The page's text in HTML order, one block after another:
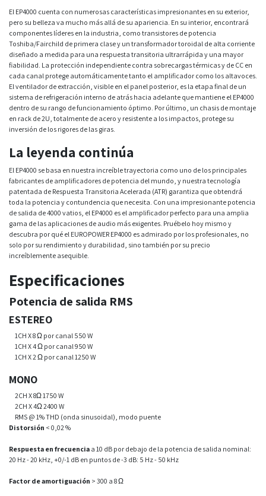
El EP4000 cuenta con numerosas características impresionantes en su exterior,
pero su belleza va mucho más allá de su apariencia. En su interior, encontrará
componentes líderes en la industria, como transistores de potencia
Toshiba/Fairchild de primera clase y un transformador toroidal de alta corriente
diseñado a medida para una respuesta transitoria ultrarrápida y una mayor
fiabilidad. La protección independiente contra sobrecargas térmicas y de CC en
cada canal protege automáticamente tanto el amplificador como los altavoces.
El ventilador de extracción, visible en el panel posterior, es la etapa final de un
sistema de refrigeración interno de atrás hacia adelante que mantiene el EP4000
dentro de su rango de funcionamiento óptimo. Por último, un chasis de montaje
en rack de 2U, totalmente de acero y resistente a los impactos, protege su
inversión de los rigores de las giras.
La leyenda continúa
El EP4000 se basa en nuestra increíble trayectoria como uno de los principales
fabricantes de amplificadores de potencia del mundo, y nuestra tecnología
patentada de Respuesta Transitoria Acelerada (ATR) garantiza que obtendrá
toda la potencia y contundencia que necesita. Con una impresionante potencia
de salida de 4000 vatios, el EP4000 es el amplificador perfecto para una amplia
gama de las aplicaciones de audio más exigentes. Pruébelo hoy mismo y
descubra por qué el EUROPOWER EP4000 es admirado por los profesionales, no
solo por su rendimiento y durabilidad, sino también por su precio
increíblemente asequible.
Especificaciones
Potencia de salida RMS
ESTEREO
1CH X 8 Ω por canal 550 W
1CH X 4 Ω por canal 950 W
1CH X 2 Ω por canal 1250 W
MONO
2CH X 8Ω 1750 W
2CH X 4Ω 2400 W
RMS @ 1% THD (onda sinusoidal), modo puente
Distorsión < 0,02 %
Respuesta en frecuencia a 10 dB por debajo de la potencia de salida nominal:
20 Hz - 20 kHz, +0/-1 dB en puntos de -3 dB: 5 Hz - 50 kHz
Factor de amortiguación > 300 a 8 Ω